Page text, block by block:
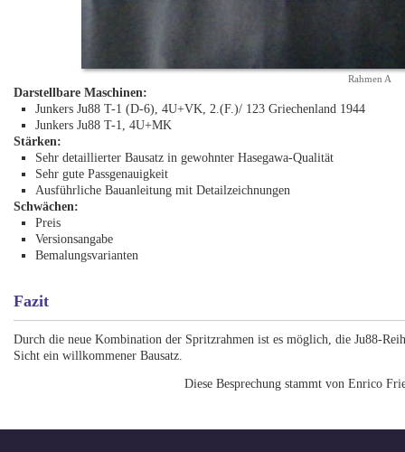
Rahmen A
Darstellbare Maschinen:
Junkers Ju88 T-1 (D-6), 4U+VK, 2.(F.)/ 123 Griechenland 1944
Junkers Ju88 T-1, 4U+MK
Stärken:
Sehr detaillierter Bausatz in gewohnter Hasegawa-Qualität
Sehr gute Passgenauigkeit
Ausführliche Bauanleitung mit Detailzeichnungen
Schwächen:
Preis
Versionsangabe
Bemalungsvarianten
Fazit
Durch die neue Kombination der Spritzrahmen ist es möglich, die Ju88-
Sicht ein willkommener Bausatz.
Diese Besprechung stammt von Enrico